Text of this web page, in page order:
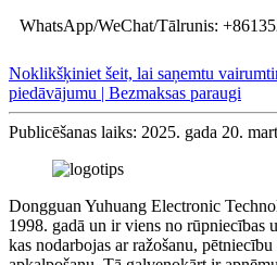
WhatsApp/WeChat/Tālrunis:
Noklikšķiniet šeit, lai saņemtu
piedāvājumu | Bezmaksas paraugi
Publicēšanas laiks: 2025. gada 20.
Dongguan Yuhuang Electronic
1998. gadā un ir viens no rūpniecības
kas nodarbojas ar ražošanu,